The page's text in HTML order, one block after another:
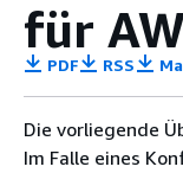
für
PDF RSS
Die vorliegende
Im Falle eines